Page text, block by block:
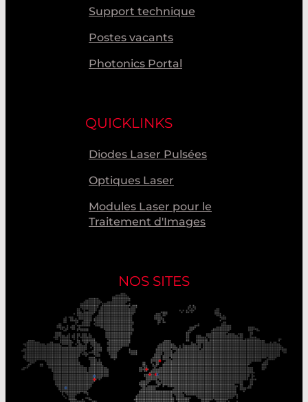
Support technique
Postes vacants
Photonics Portal
QUICKLINKS
Diodes Laser Pulsées
Optiques Laser
Modules Laser pour le
Traitement d'Images
NOS SITES